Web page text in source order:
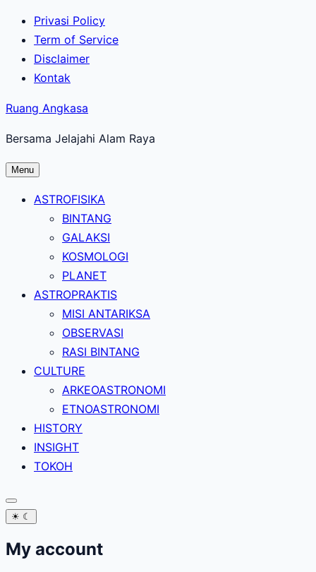
Lewati
konten
utama
Privasi Policy
Term of Service
Disclaimer
Kontak
Ruang Angkasa
Bersama Jelajahi Alam Raya
Menu
ASTROFISIKA
BINTANG
GALAKSI
KOSMOLOGI
PLANET
ASTROPRAKTIS
MISI ANTARIKSA
OBSERVASI
RASI BINTANG
CULTURE
ARKEOASTRONOMI
ETNOASTRONOMI
HISTORY
INSIGHT
TOKOH
☀ ☾
My account